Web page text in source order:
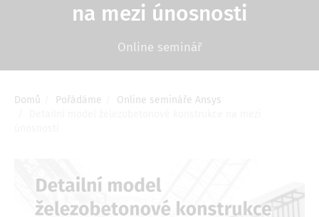
na mezi únosnosti
Online seminář
Drobečková
Domů Pořádáme
Online semináře Ansys